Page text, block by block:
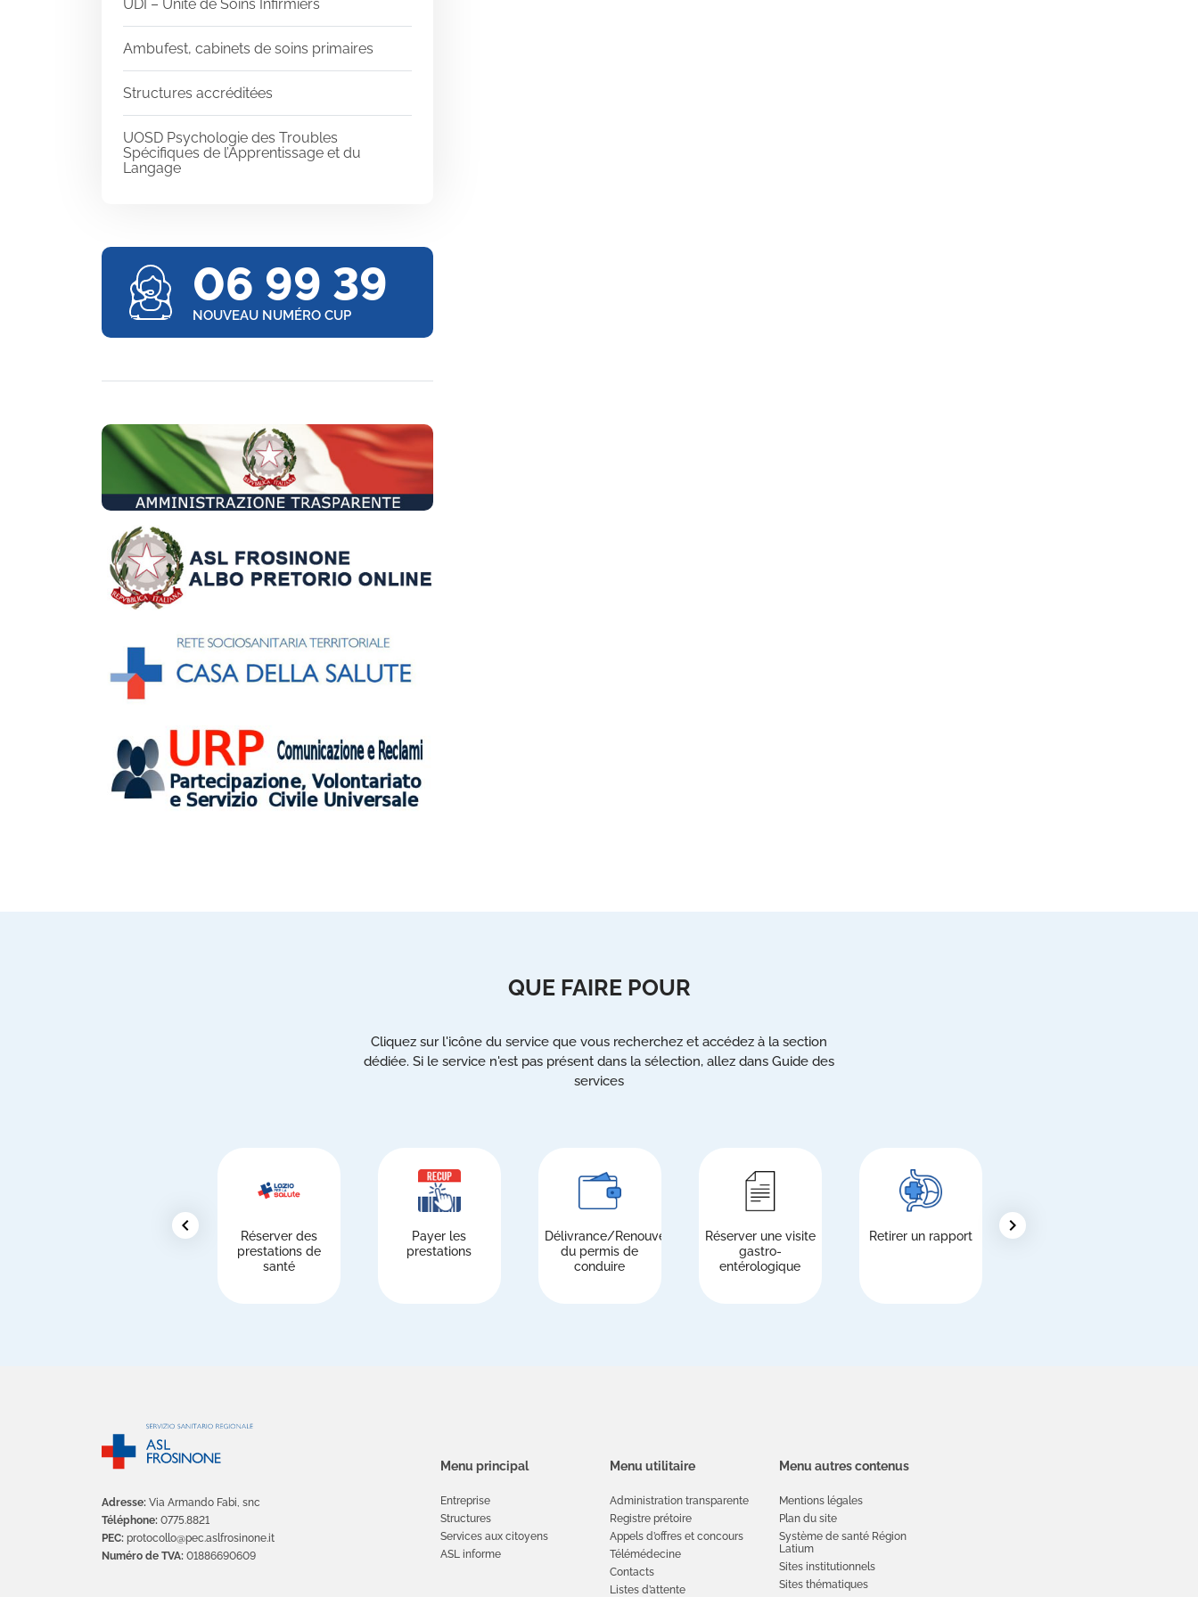
UDI – Unité de Soins Infirmiers
Ambufest, cabinets de soins primaires
Structures accréditées
UOSD Psychologie des Troubles
Spécifiques de l’Apprentissage et du
Langage
QUE FAIRE POUR
Cliquez sur l'icône du service que vous recherchez et accédez à la section
dédiée. Si le service n'est pas présent dans la sélection, allez dans Guide des
services
chevron_left
Réserver des
prestations de
santé
Payer les
prestations
Délivrance/Renouvellement
du permis de
conduire
Réserver une visite
gastro-
entérologique
Retirer un rapport chevron_right
06 99 39
NOUVEAU NUMÉRO CUP
Adresse: Via Armando Fabi, snc
Téléphone: 0775.8821
PEC: protocollo@pec.aslfrosinone.it
Numéro de TVA: 01886690609
Menu principal
Entreprise
Structures
Services aux citoyens
ASL informe
Menu utilitaire
Administration transparente
Registre prétoire
Appels d’offres et concours
Télémédecine
Contacts
Listes d’attente
Menu autres contenus
Mentions légales
Plan du site
Système de santé Région
Latium
Sites institutionnels
Sites thématiques